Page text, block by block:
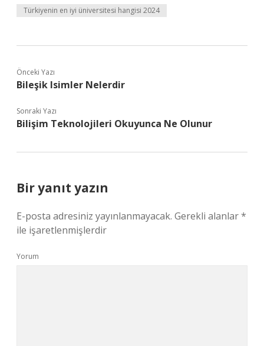
Türkiyenin en iyi üniversitesi hangisi 2024
Önceki Yazı
Bileşik Isimler Nelerdir
Sonraki Yazı
Bilişim Teknolojileri Okuyunca Ne Olunur
Bir yanıt yazın
E-posta adresiniz yayınlanmayacak. Gerekli alanlar*
ile işaretlenmişlerdir
Yorum